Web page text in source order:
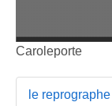
Caroleporte
le reprographe